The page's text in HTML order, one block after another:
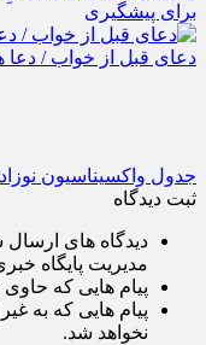
برای پیشگیری
دعای قبل از خواب / دعا
جدول واکسیناسیون
ثبت دیدگاه
دیدگاه های
مدیریت پایگاه
پیام هایی که
پیام هایی که به
نخواهد شد.